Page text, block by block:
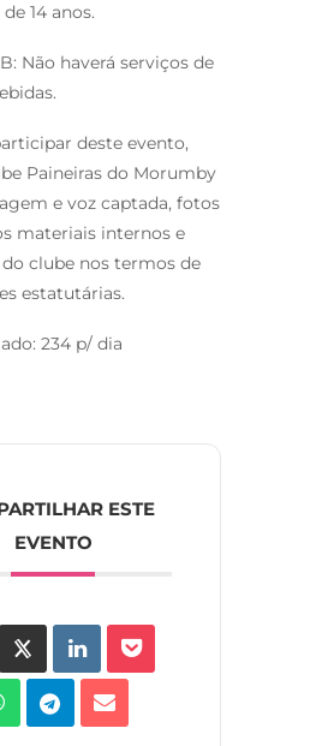
14 anos.
Não haverá serviços de
deste evento,
Paineiras do Morumby
e voz captada, fotos
materiais internos e
clube nos termos de
estatutárias.
234 p/ dia
ESTE
EVENTO